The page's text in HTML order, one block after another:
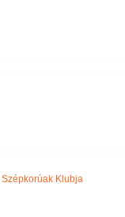
Szépkorúak Klubja